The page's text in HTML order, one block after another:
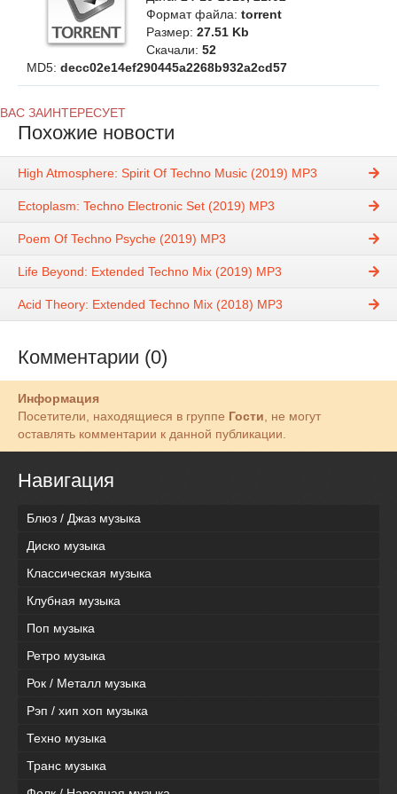
Формат файла: torrent
Размер: 27.51 Kb
Скачали: 52
MD5: decc02e14ef290445a2268b932a2cd57
ВАС ЗАИНТЕРЕСУЕТ
Похожие новости
High Atmosphere: Spirit Of Techno Music (2019) MP3
Ectoplasm: Techno Electronic Set (2019) MP3
Poem Of Techno Psyche (2019) MP3
Life Beyond: Extended Techno Mix (2019) MP3
Acid Theory: Extended Techno Mix (2018) MP3
Комментарии (0)
Информация
Посетители, находящиеся в группе Гости, не могут
оставлять комментарии к данной публикации.
Навигация
Блюз / Джаз музыка
Диско музыка
Классическая музыка
Клубная музыка
Поп музыка
Ретро музыка
Рок / Металл музыка
Рэп / хип хоп музыка
Техно музыка
Транс музыка